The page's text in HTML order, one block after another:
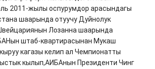
2011-жылы оспурумдор арасындагы
шаарында отуучу Дуйнолук
Лозанна шаарында
штаб-квартирасынан Мукаш
кагазы келип ал Чемпионатты
кылып,АИБАнын Президенти Чинг